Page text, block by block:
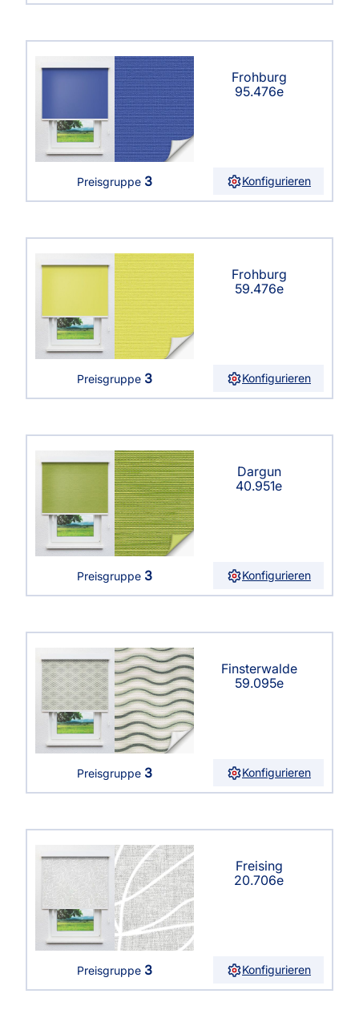
Frohburg
95.476e
Preisgruppe 3 Konfigurieren
Frohburg
59.476e
Preisgruppe 3 Konfigurieren
Dargun
40.951e
Preisgruppe 3 Konfigurieren
Finsterwalde
59.095e
Preisgruppe 3 Konfigurieren
Freising
20.706e
Preisgruppe 3 Konfigurieren